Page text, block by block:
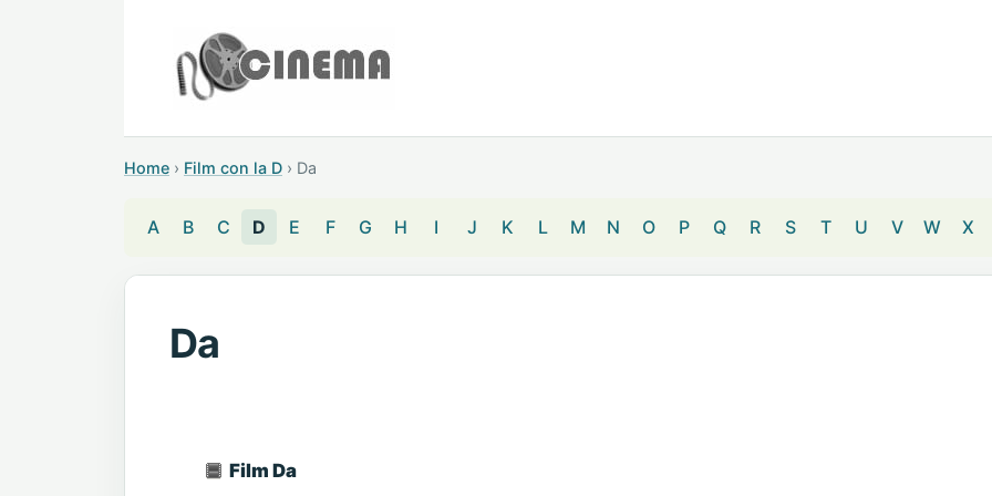
Home › Film con la D › Da
A B C D E F G H I J K L M N O P Q R S T U V W X
Da
Film Da